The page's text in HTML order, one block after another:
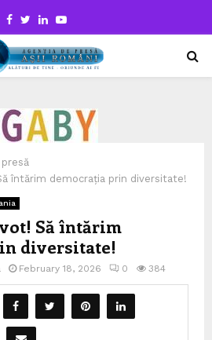
Facebook
TwitterLinkedinYoutube
întărim democrația prin diversitate!
Să întărim
diversitate!
February 18, 2026 0 384